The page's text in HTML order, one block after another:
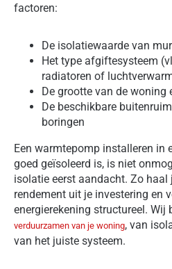
factoren:
De isolatiewaarde van
Het type afgiftesysteem
radiatoren of
De grootte van de woning
De beschikbare
boringen
Een warmtepomp installeren in
goed geïsoleerd is, is niet
isolatie eerst aandacht. Zo haal
rendement uit je investering en
energierekening structureel. Wij
verduurzamen van je woning, van
van het juiste systeem.